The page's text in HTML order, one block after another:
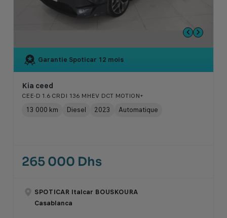
Garantie Spoticar 12 mois
Kia ceed
CEE-D 1.6 CRDI 136 MHEV DCT MOTION+
13 000 km Diesel 2023 Automatique
265 000 Dhs
SPOTICAR Italcar BOUSKOURA
Casablanca